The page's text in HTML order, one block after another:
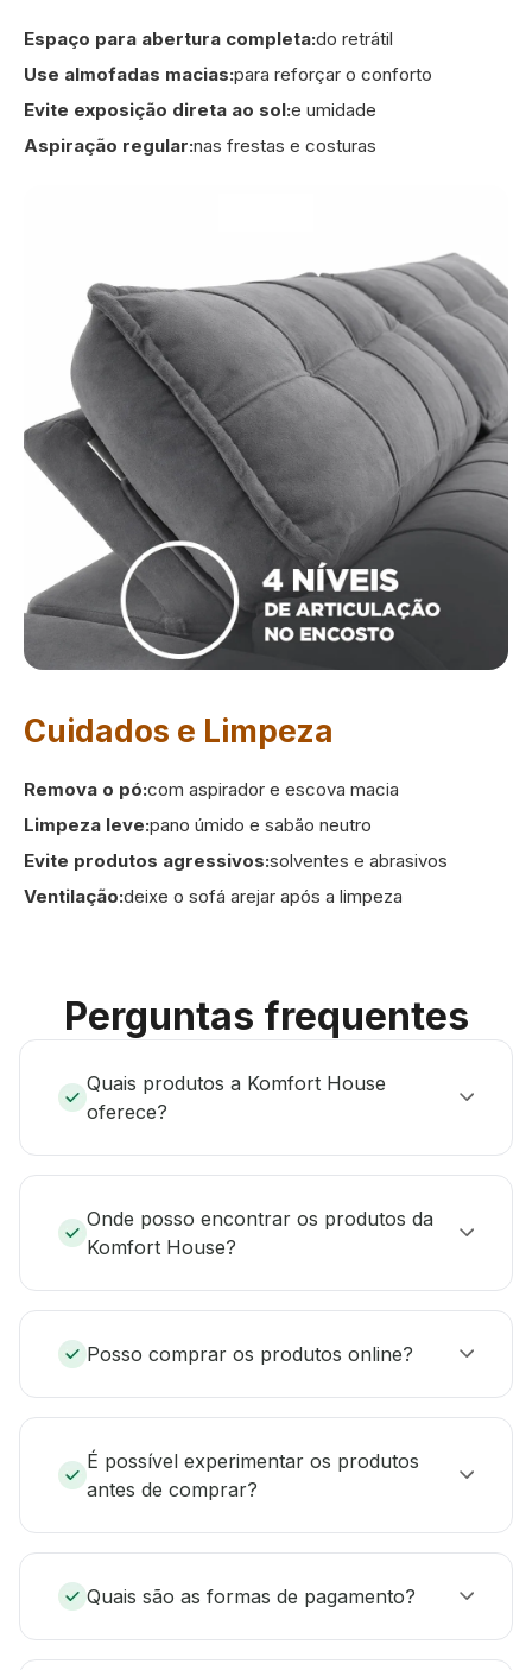
Espaço para abertura completa:do retrátil
Use almofadas macias:para reforçar o conforto
Evite exposição direta ao sol:e umidade
Aspiração regular:nas frestas e costuras
Cuidados e Limpeza
Remova o pó:com aspirador e escova macia
Limpeza leve:pano úmido e sabão neutro
Evite produtos agressivos:solventes e abrasivos
Ventilação:deixe o sofá arejar após a limpeza
Perguntas frequentes
Quais produtos a Komfort House
oferece?
Onde posso encontrar os produtos da
Komfort House?
Posso comprar os produtos online?
É possível experimentar os produtos
antes de comprar?
Quais são as formas de pagamento?